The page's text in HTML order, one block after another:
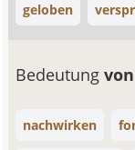
geloben
Bedeutung
nachwirken